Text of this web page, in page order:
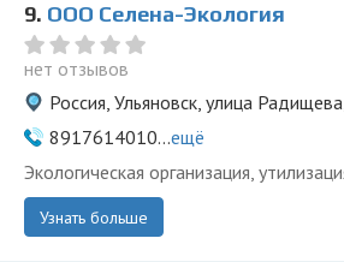
9. ООО Селена-Экология
нет отзывов
Россия, Ульяновск, улица
8917614010...ещё
Экологическая организация,
Узнать больше